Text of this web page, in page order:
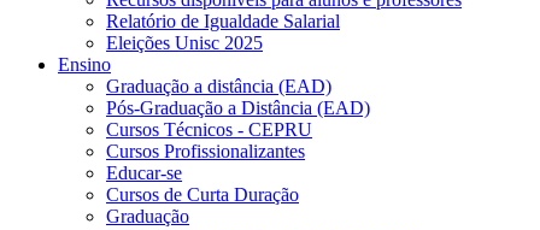
Relatório de Igualdade Salarial
Eleições Unisc 2025
Ensino
Graduação a distância (EAD)
Pós-Graduação a Distância (EAD)
Cursos Técnicos - CEPRU
Cursos Profissionalizantes
Educar-se
Cursos de Curta Duração
Graduação